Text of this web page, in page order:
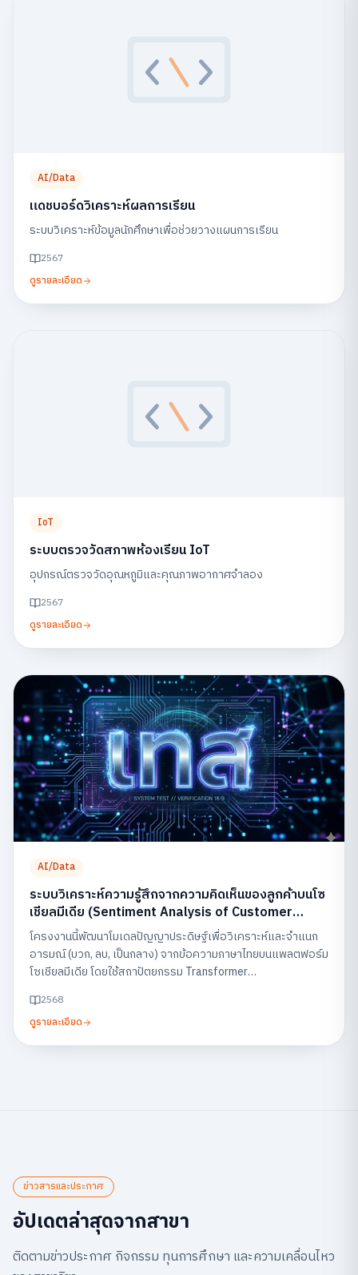
AI/Data
แดชบอร์ดวิเคราะห์ผลการเรียน
ระบบวิเคราะห์ข้อมูลนักศึกษาเพื่อช่วยวางแผนการเรียน
2567
ดูรายละเอียด
IoT
ระบบตรวจวัดสภาพห้องเรียน IoT
อุปกรณ์ตรวจวัดอุณหภูมิและคุณภาพอากาศจำลอง
2567
ดูรายละเอียด
AI/Data
ระบบวิเคราะห์ความรู้สึกจากความคิดเห็นของลูกค้าบนโซ
เชียลมีเดีย (Sentiment Analysis of Customer
Feedback on Social Media)
โครงงานนี้พัฒนาโมเดลปัญญาประดิษฐ์เพื่อวิเคราะห์และจำแนก
อารมณ์ (บวก, ลบ, เป็นกลาง) จากข้อความภาษาไทยบนแพลตฟอร์ม
โซเชียลมีเดีย โดยใช้สถาปัตยกรรม Transformer
ธุรกิจสามารถเข้าใจเสียงตอบรับของลูกค้าและนำไปปรับปรุง
บริการได้อย่างรวดเร็ว
2568
ดูรายละเอียด
ข่าวสารและประกาศ
อัปเดตล่าสุดจากสาขา
ติดตามข่าวประกาศ กิจกรรม ทุนการศึกษา และความเคลื่อนไหว